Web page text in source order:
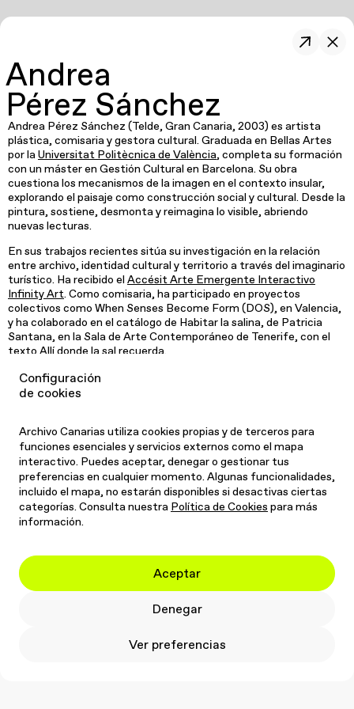
Configuración
de cookies
Archivo Canarias utiliza cookies propias y de terceros para
funciones esenciales y servicios externos como el mapa
interactivo. Puedes aceptar, denegar o gestionar tus
preferencias en cualquier momento. Algunas funcionalidades,
incluido el mapa, no estarán disponibles si desactivas ciertas
categorías. Consulta nuestra Política de Cookies para más
información.
Aceptar
Denegar
Ver preferencias
Andrea
Pérez Sánchez
Andrea Pérez Sánchez (Telde, Gran Canaria, 2003) es artista
plástica, comisaria y gestora cultural. Graduada en Bellas Artes
por la Universitat Politècnica de València, completa su formación
con un máster en Gestión Cultural en Barcelona. Su obra
cuestiona los mecanismos de la imagen en el contexto insular,
explorando el paisaje como construcción social y cultural. Desde la
pintura, sostiene, desmonta y reimagina lo visible, abriendo
nuevas lecturas.
En sus trabajos recientes sitúa su investigación en la relación
entre archivo, identidad cultural y territorio a través del imaginario
turístico. Ha recibido el Accésit Arte Emergente Interactivo
Infinity Art. Como comisaria, ha participado en proyectos
colectivos como When Senses Become Form (DOS), en Valencia,
y ha colaborado en el catálogo de Habitar la salina, de Patricia
Santana, en la Sala de Arte Contemporáneo de Tenerife, con el
texto Allí donde la sal recuerda.
Email Instagram
Acrílico
Figurativo Textural
Identidad
Identidad canaria
Lienzo Paisaje Territorio
Turismo
Gran Canaria
Telde Barcelona